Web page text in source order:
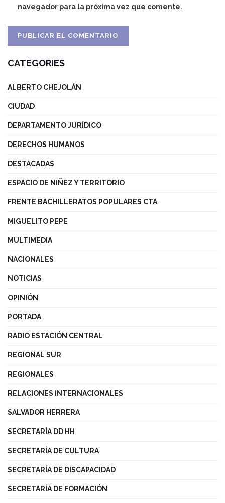
navegador para la próxima vez que comente.
CATEGORIES
ALBERTO CHEJOLÁN
CIUDAD
DEPARTAMENTO JURÍDICO
DERECHOS HUMANOS
DESTACADAS
ESPACIO DE NIÑEZ Y TERRITORIO
FRENTE BACHILLERATOS POPULARES CTA
MIGUELITO PEPE
MULTIMEDIA
NACIONALES
NOTICIAS
OPINIÓN
PORTADA
RADIO ESTACIÓN CENTRAL
REGIONAL SUR
REGIONALES
RELACIONES INTERNACIONALES
SALVADOR HERRERA
SECRETARÍA DD HH
SECRETARÍA DE CULTURA
SECRETARÍA DE DISCAPACIDAD
SECRETARÍA DE FORMACIÓN